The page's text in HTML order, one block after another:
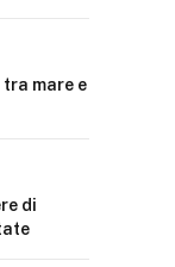
mare e
di